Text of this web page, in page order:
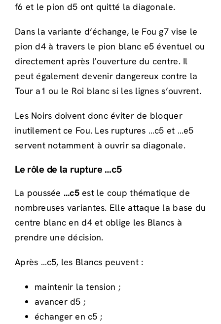
f6 et le pion d5 ont quitté la diagonale.
Dans la variante d’échange, le Fou g7 vise le
pion d4 à travers le pion blanc e5 éventuel ou
directement après l’ouverture du centre. Il
peut également devenir dangereux contre la
Tour a1 ou le Roi blanc si les lignes s’ouvrent.
Les Noirs doivent donc éviter de bloquer
inutilement ce Fou. Les ruptures …c5 et …e5
servent notamment à ouvrir sa diagonale.
Le rôle de la rupture …c5
La poussée …c5est le coup thématique de
nombreuses variantes. Elle attaque la base du
centre blanc en d4 et oblige les Blancs à
prendre une décision.
Après …c5, les Blancs peuvent :
maintenir la tension ;
avancer d5 ;
échanger en c5 ;